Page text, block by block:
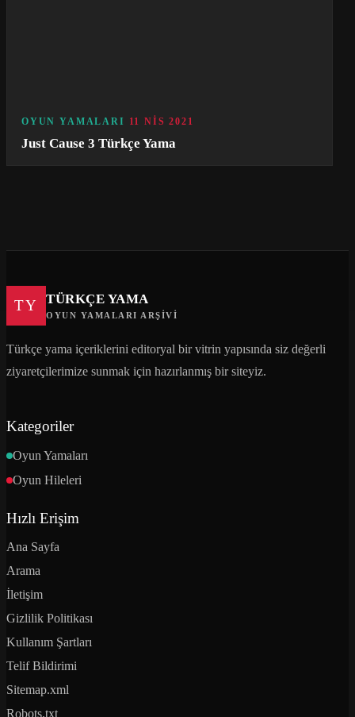
OYUN YAMALARI 11 NIS 2021
Just Cause 3 Türkçe Yama
TY TÜRKÇE YAMA
OYUN YAMALARI ARŞIVI
Türkçe yama içeriklerini editoryal bir vitrin yapısında siz değerli
ziyaretçilerimize sunmak için hazırlanmış bir siteyiz.
Kategoriler
Oyun Yamaları
Oyun Hileleri
Hızlı Erişim
Ana Sayfa
Arama
İletişim
Gizlilik Politikası
Kullanım Şartları
Telif Bildirimi
Sitemap.xml
Robots.txt